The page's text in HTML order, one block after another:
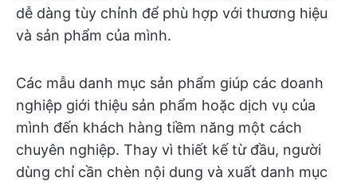
dễ dàng tùy chỉnh để phù hợp với thương hiệu
và sản phẩm của mình.
Các mẫu danh mục sản phẩm giúp các doanh
nghiệp giới thiệu sản phẩm hoặc dịch vụ của
mình đến khách hàng tiềm năng một cách
chuyên nghiệp. Thay vì thiết kế từ đầu, người
dùng chỉ cần chèn nội dung và xuất danh mục